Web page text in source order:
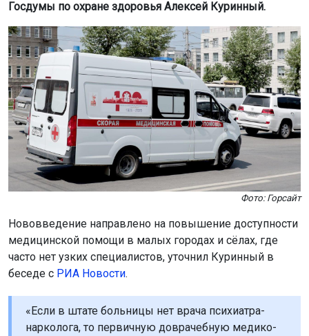
Госдумы по охране здоровья Алексей Куринный.
Фото: Горсайт
Нововведение направлено на повышение доступности
медицинской помощи в малых городах и сёлах, где
часто нет узких специалистов, уточнил Куринный в
беседе с РИА Новости.
«Если в штате больницы нет врача психиатра-
нарколога, то первичную доврачебную медико-